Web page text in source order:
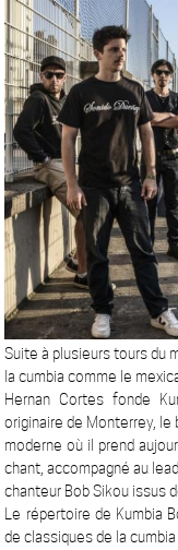
Suite à plusieurs tours du
la cumbia comme le
Hernan Cortes fonde
originaire de Monterrey, le
moderne où il prend
chant, accompagné au
chanteur Bob Sikou issus
Le répertoire de Kumbia
de classiques de la